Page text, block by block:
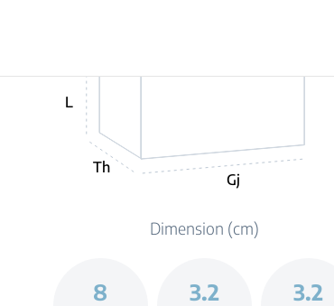
L
Th
Gj
Dimension (cm)
8 3.2 3.2